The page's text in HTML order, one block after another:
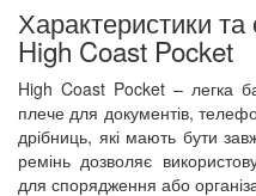
Характеристики
High Coast Pocket
High Coast Pocket – легка
плече для документів,
дрібниць, які мають бути
ремінь дозволяє
для спорядження або